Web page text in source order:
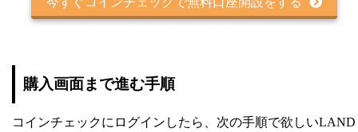
購入画面まで進む手順
コインチェックにログインしたら、次の手順で欲しいLAND